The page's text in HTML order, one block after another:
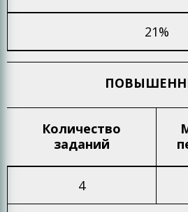
21%
Количество
заданий
4